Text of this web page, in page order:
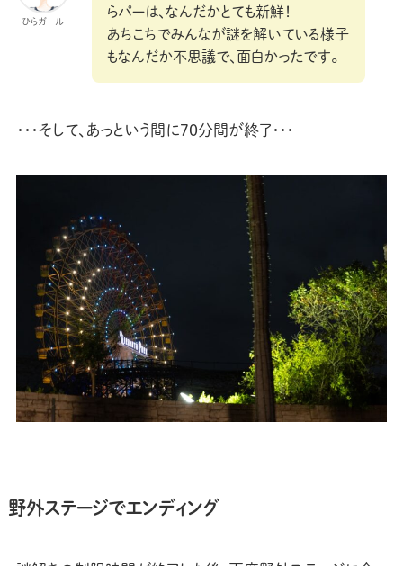
ひらガール
らパーは、なんだかとても新鮮！
あちこちでみんなが謎を解いている様子
もなんだか不思議で、面白かったです。
・・・そして、あっという間に70分間が終了・・・
野外ステージでエンディング